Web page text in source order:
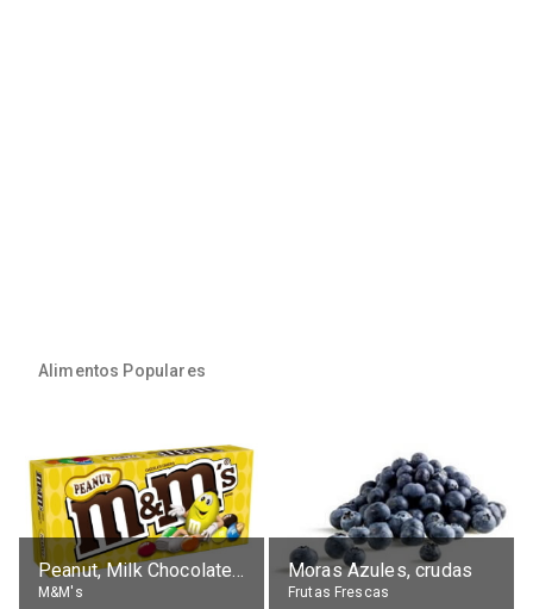
Alimentos Populares
Peanut, Milk Chocolate Candies
M&M's
Moras Azules, crudas
Frutas Frescas